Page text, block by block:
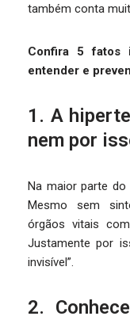
também conta
Confira 5 fatos
entender e
1. A
nem por
Na maior parte
Mesmo sem
órgãos vitais
Justamente por
invisível”.
2.